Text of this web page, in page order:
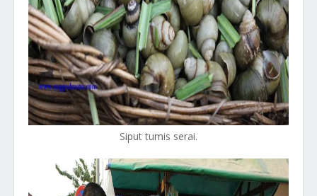
Siput tumis serai.